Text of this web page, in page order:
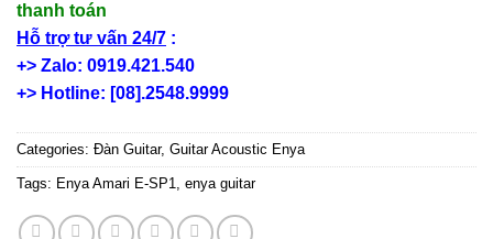
thanh toán
Hỗ trợ tư vấn 24/7 :
+> Zalo: 0919.421.540
+> Hotline: [08].2548.9999
Categories: Đàn Guitar, Guitar Acoustic Enya
Tags: Enya Amari E-SP1, enya guitar